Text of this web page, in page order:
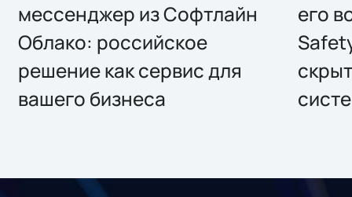
мессенджер из Софтлайн
Облако: российское
решение как сервис для
вашего бизнеса
его